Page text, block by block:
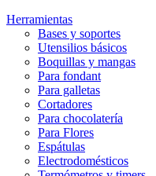
Herramientas
Bases y soportes
Utensilios básicos
Boquillas y mangas
Para fondant
Para galletas
Cortadores
Para chocolatería
Para Flores
Espátulas
Electrodomésticos